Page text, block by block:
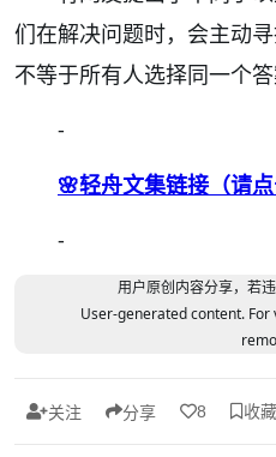
们在解决问题时，会主动
不等于所有人选择同一个
-
🌸轻舟文集链接（请
-
用户原创内容分享，若
User-generated content. For
关注 分享 8 收藏